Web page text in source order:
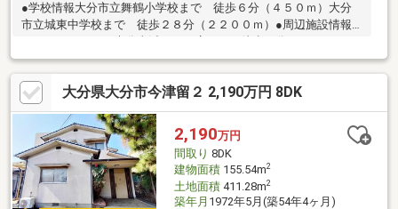
●学校情報大分市立舞鶴小学校まで 徒歩６分（４５０ｍ）大分
市立城東中学校まで 徒歩２８分（２２００ｍ）●周辺施設情報
スーパーまるや津留店まで 徒歩１３分（１０００ｍ）●ハザー
ドマップ情報当物件は洪水ハザードマップにおいて、３ｍ未満の
浸水想定区域に含まれています。＼土日祝日も営業中！／＜メー
ル登録で優先的に新着物件配信可能です！＞不動産売買は『株式
会社いふう』にお任せください！株式会社いふう〒８７０－００
４４ 大分市舞鶴町１－３－３０ＴＥＬ：０９７－５３３－２０
２２ ＦＡＸ：０９７－５２９－７１６０
大分県大分市今津留２ 2,190万円 8DK
2,190万円
間取り 8DK
建物面積155.54m2
土地面積411.28m2
築年月 1972年5月(築54年4ヶ月)